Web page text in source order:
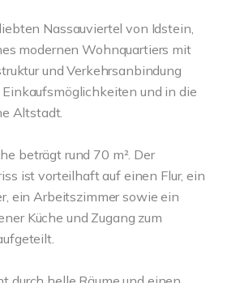
Nassauviertel von Idstein,
modernen Wohnquartiers mit
und Verkehrsanbindung
und in die
Altstadt.
beträgt rund 70 m². Der
ist vorteilhaft auf einen Flur, ein
ein Arbeitszimmer sowie ein
Küche und Zugang zum